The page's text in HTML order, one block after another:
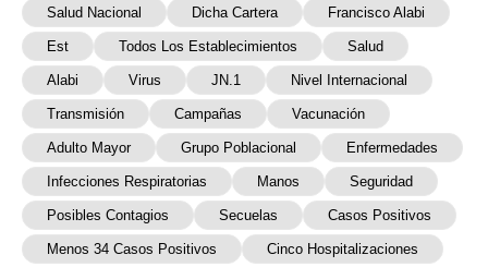
Salud Nacional Dicha Cartera Francisco Alabi
Est Todos Los Establecimientos Salud
Alabi Virus JN.1 Nivel Internacional
Transmisión Campañas Vacunación
Adulto Mayor Grupo Poblacional Enfermedades
Infecciones Respiratorias Manos Seguridad
Posibles Contagios Secuelas Casos Positivos
Menos 34 Casos Positivos Cinco Hospitalizaciones